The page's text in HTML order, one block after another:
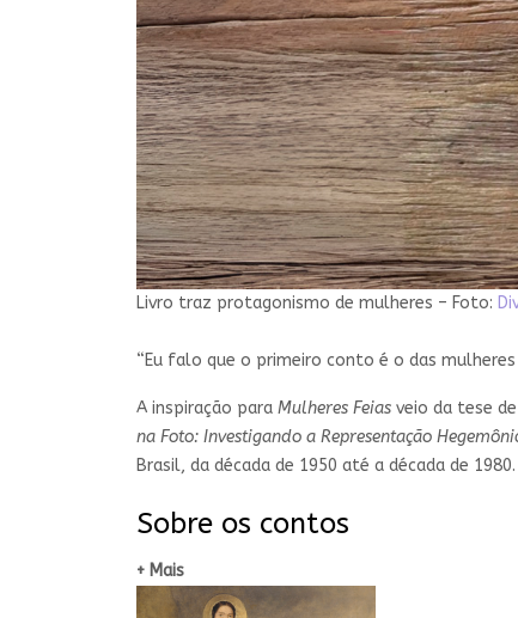
Livro traz protagonismo de mulheres – Foto:
“Eu falo que o primeiro conto é o das
A inspiração para Mulheres Feias veio da tese
na Foto: Investigando a Representação
Brasil, da década de 1950 até a década de 1980.
Sobre os contos
+ Mais